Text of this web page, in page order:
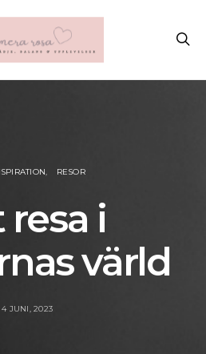
RESOR
i
värld
4 JUNI, 2023